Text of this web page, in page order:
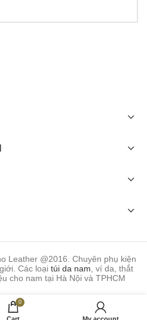
Leather @2016. Chuyên phụ kiện
Các loại túi da nam, ví da, thắt
cho nam tại Hà Nội và TPHCM
0